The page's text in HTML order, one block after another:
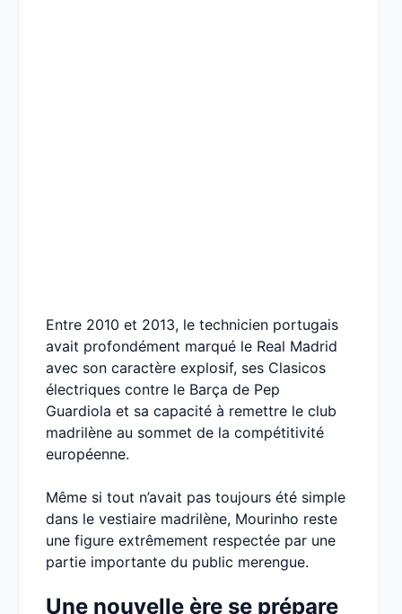
Entre 2010 et 2013, le technicien portugais
avait profondément marqué le Real Madrid
avec son caractère explosif, ses Clasicos
électriques contre le Barça de Pep
Guardiola et sa capacité à remettre le club
madrilène au sommet de la compétitivité
européenne.
Même si tout n’avait pas toujours été simple
dans le vestiaire madrilène, Mourinho reste
une figure extrêmement respectée par une
partie importante du public merengue.
Une nouvelle ère se prépare